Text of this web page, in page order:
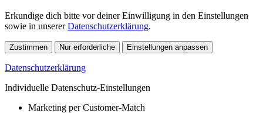
Erkundige dich bitte vor deiner Einwilligung in den Einstellungen
sowie in unsererDatenschutzerklärung.
Zustimmen Nur erforderliche Einstellungen anpassen
Datenschutzerklärung
Individuelle Datenschutz-Einstellungen
Marketing per Customer-Match